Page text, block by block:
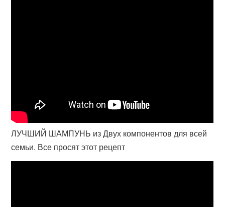
ЛУЧШИЙ ШАМПУНЬ из Двух компонентов для всей
семьи. Все просят этот рецепт